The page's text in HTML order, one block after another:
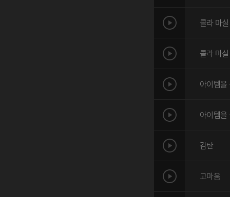
콜라 마
콜라 마
아이템을
아이템을
감탄
고마움